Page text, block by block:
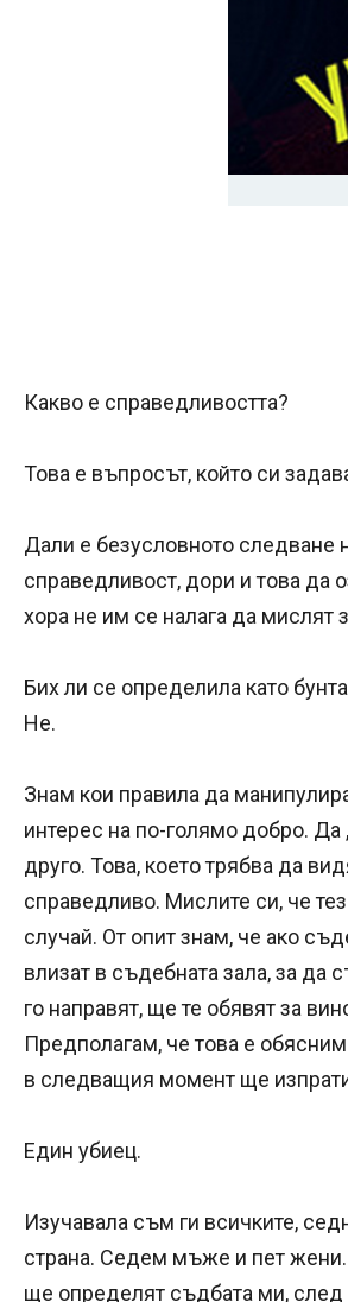
Какво е справедливостта?
Това е въпросът, който си
Дали е безусловното следване
справедливост, дори и това да
хора не им се налага да мислят
Бих ли се определила като
Не.
Знам кои правила да
интерес на по-голямо добро. Да
друго. Това, което трябва да
справедливо. Мислите си, че
случай. От опит знам, че ако
влизат в съдебната зала, за
го направят, ще те обявят за
Предполагам, че това е
в следващия момент ще
Един убиец.
Изучавала съм ги всичките,
страна. Седем мъже и пет
ще определят съдбата ми, след